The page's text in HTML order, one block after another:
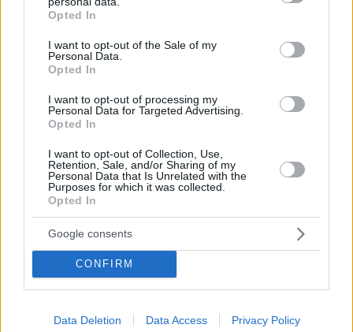
grant or deny consent to Google and its third-party tags to
use your data for below specified purposes in below Google
consent section.
Opted In
I want to opt-out of the Sale of my
Personal Data.
Opted In
I want to opt-out of processing my
Personal Data for Targeted Advertising.
Opted In
I want to opt-out of Collection, Use,
Retention, Sale, and/or Sharing of my
Personal Data that Is Unrelated with the
Purposes for which it was collected.
Opted In
Google consents
CONFIRM
Data Deletion Data Access Privacy Policy
* Υποχρεωτικά πεδία
ΡΟΗ ΕΙΔΗΣΕΩΝ
Ειδήσεις
Η μητέρα και ο γιος της που σκοτώθηκαν στο τροχαίο
στις Σέρρες πήγαιναν μαζί για δουλειά, το ΙΧ τους
καρφώθηκε στο φορτηγό
πριν 3 λεπτά
Τέλος οι πινακίδες αυτοκινήτων στην Ελλάδα
πριν 4 λεπτά
Σύλληψη δώδεκα ατόμων κατά τη διάρκεια του
πριν 12 λεπτά